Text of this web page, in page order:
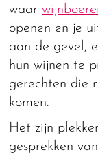
waar
openen en je
aan de gevel,
hun wijnen te
gerechten die
komen.
Het zijn
gesprekken